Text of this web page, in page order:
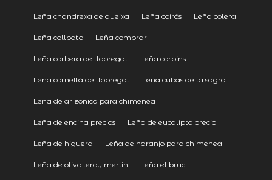
Leña chandrexa de queixa Leña coirós Leña colera
Leña collbato Leña comprar
Leña corbera de llobregat Leña corbins
Leña cornellà de llobregat Leña cubas de la sagra
Leña de arizonica para chimenea
Leña de encina precios Leña de eucalipto precio
Leña de higuera Leña de naranjo para chimenea
Leña de olivo leroy merlin Leña el bruc